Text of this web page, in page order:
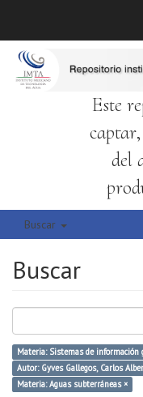
Este
del
Buscar
Buscar
Materia: Sistemas de información
Autor: Gyves Gallegos, Carlos
Materia: Aguas subterráneas ×